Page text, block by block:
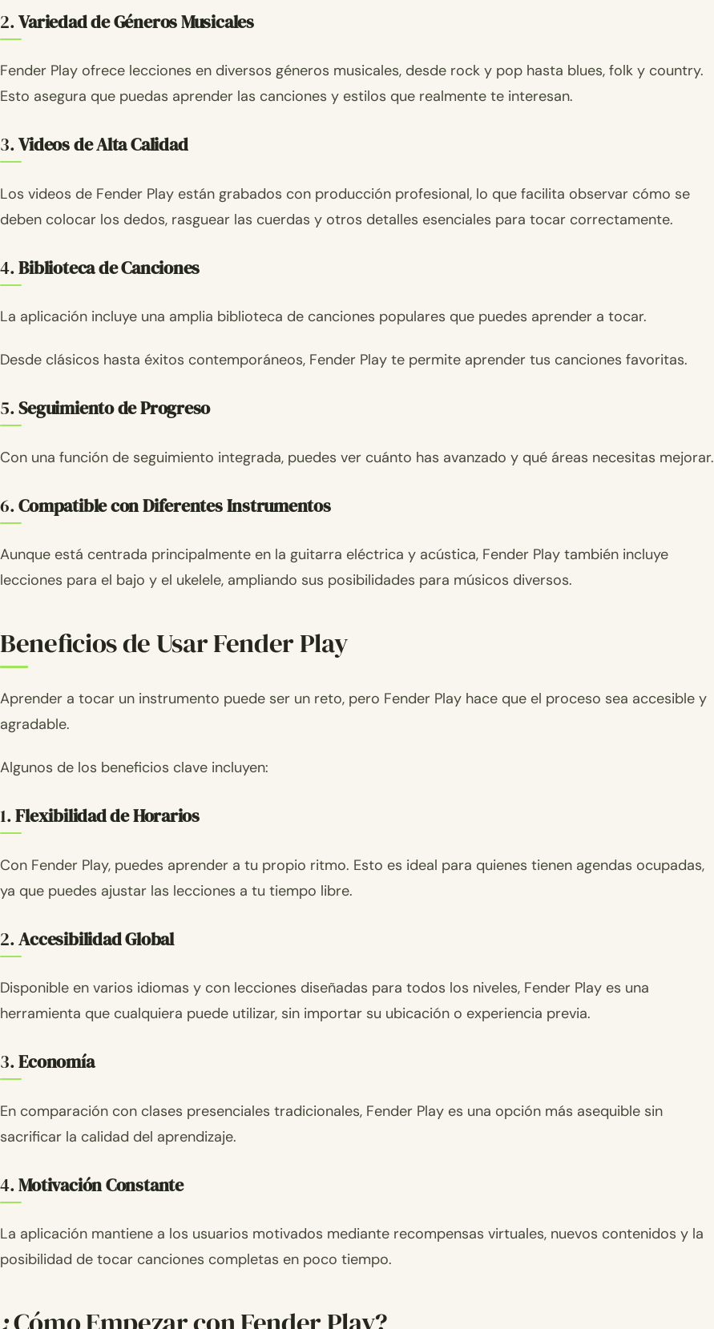
2.Variedad de Géneros Musicales
Fender Play ofrece lecciones en diversos géneros musicales, desde rock y pop hasta blues, folk y country.
Esto asegura que puedas aprender las canciones y estilos que realmente te interesan.
3.Videos de Alta Calidad
Los videos de Fender Play están grabados con producción profesional, lo que facilita observar cómo se
deben colocar los dedos, rasguear las cuerdas y otros detalles esenciales para tocar correctamente.
4.Biblioteca de Canciones
La aplicación incluye una amplia biblioteca de canciones populares que puedes aprender a tocar.
Desde clásicos hasta éxitos contemporáneos, Fender Play te permite aprender tus canciones favoritas.
5.Seguimiento de Progreso
Con una función de seguimiento integrada, puedes ver cuánto has avanzado y qué áreas necesitas mejorar.
6.Compatible con Diferentes Instrumentos
Aunque está centrada principalmente en la guitarra eléctrica y acústica, Fender Play también incluye
lecciones para el bajo y el ukelele, ampliando sus posibilidades para músicos diversos.
Beneficios de Usar Fender Play
Aprender a tocar un instrumento puede ser un reto, pero Fender Play hace que el proceso sea accesible y
agradable.
Algunos de los beneficios clave incluyen:
1.Flexibilidad de Horarios
Con Fender Play, puedes aprender a tu propio ritmo. Esto es ideal para quienes tienen agendas ocupadas,
ya que puedes ajustar las lecciones a tu tiempo libre.
2.Accesibilidad Global
Disponible en varios idiomas y con lecciones diseñadas para todos los niveles, Fender Play es una
herramienta que cualquiera puede utilizar, sin importar su ubicación o experiencia previa.
3.Economía
En comparación con clases presenciales tradicionales, Fender Play es una opción más asequible sin
sacrificar la calidad del aprendizaje.
4.Motivación Constante
La aplicación mantiene a los usuarios motivados mediante recompensas virtuales, nuevos contenidos y la
posibilidad de tocar canciones completas en poco tiempo.